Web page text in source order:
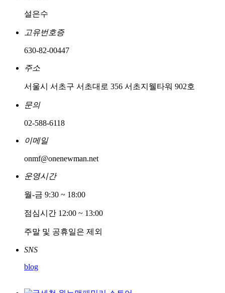
설은수
고유번호증
630-82-00447
주소
서울시 서초구 서초대로 356 서초지웰타워 902호
문의
02-588-6118
이메일
onmf@onenewman.net
운영시간
월-금 9:30 ~ 18:00
점심시간 12:00 ~ 13:00
주말 및 공휴일은 제외
SNS
blog